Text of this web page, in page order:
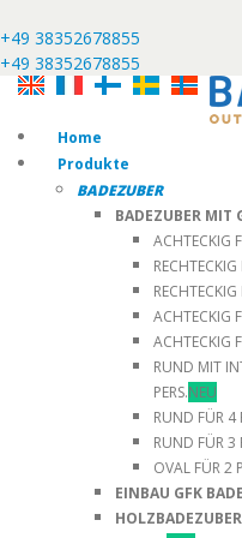
+49 38352678855
+49 38352678855
Home
Produkte
BADEZUBER
BADEZUBER MIT
ACHTECKIG
RECHTECKIG
RECHTECKIG
ACHTECKIG
ACHTECKIG
RUND MIT
PERS.NEU
RUND FÜR 4
RUND FÜR 3
OVAL FÜR 2
EINBAU GFK
HOLZBADEZUBER